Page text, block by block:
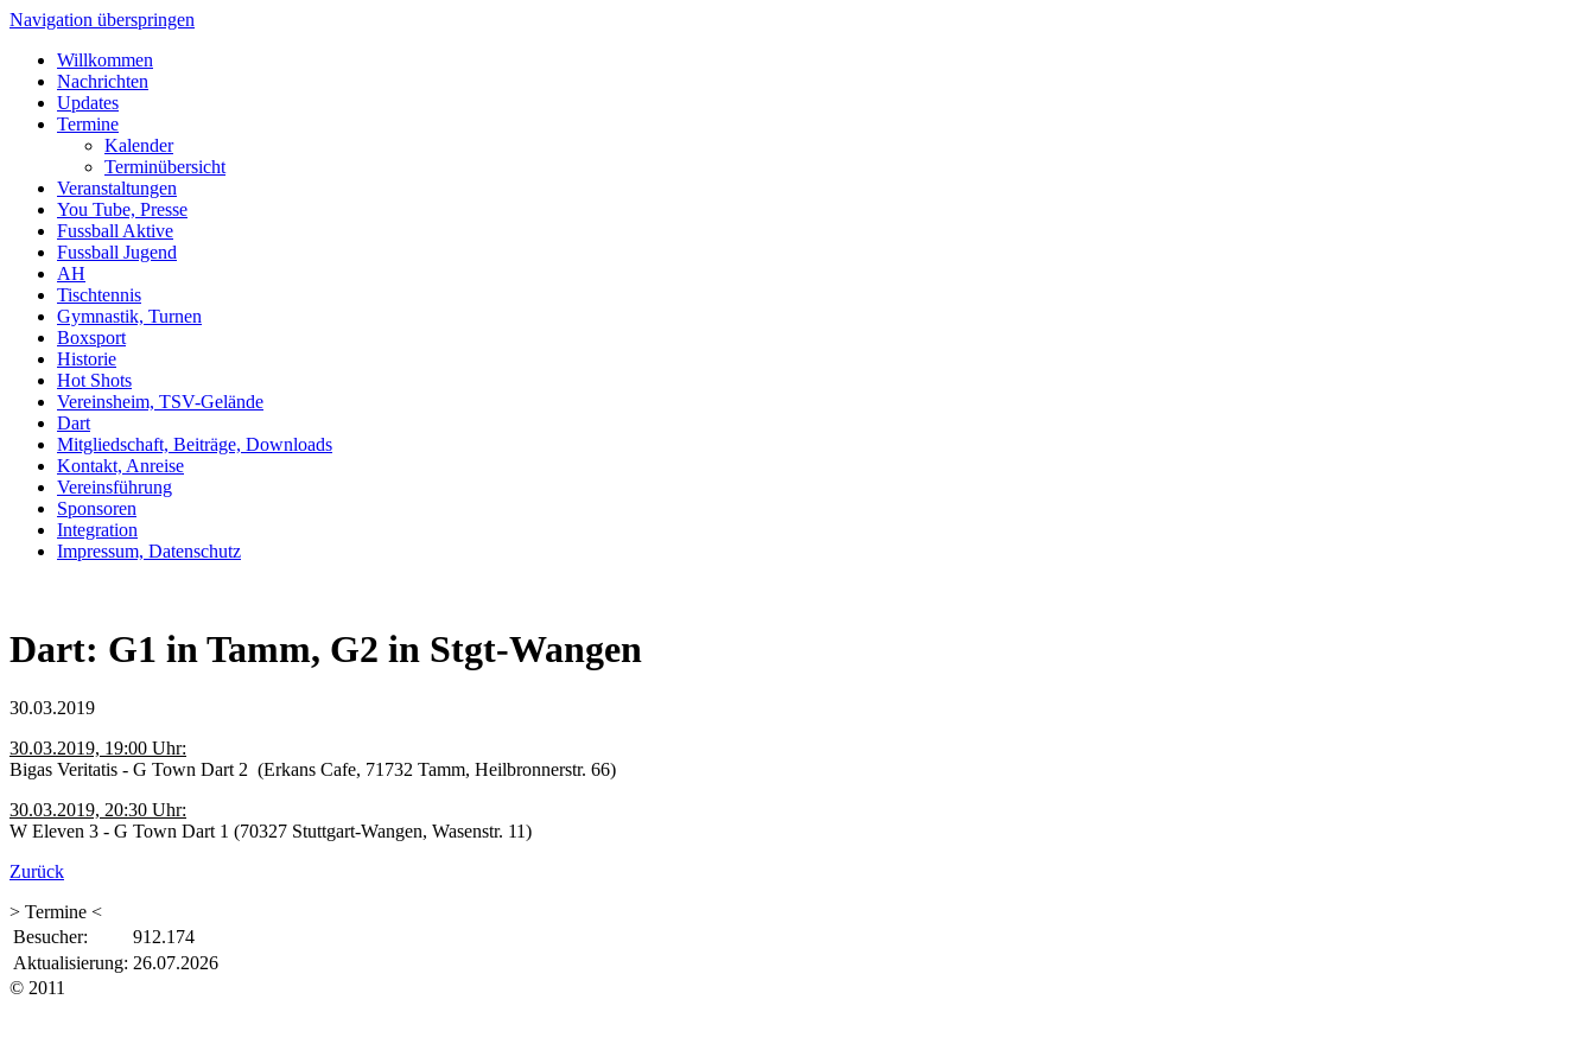
Navigation überspringen
Willkommen
Nachrichten
Updates
Termine
Kalender
Terminübersicht
Veranstaltungen
You Tube, Presse
Fussball Aktive
Fussball Jugend
AH
Tischtennis
Gymnastik, Turnen
Boxsport
Historie
Hot Shots
Vereinsheim, TSV-Gelände
Dart
Mitgliedschaft, Beiträge, Downloads
Kontakt, Anreise
Vereinsführung
Sponsoren
Integration
Impressum, Datenschutz
Dart: G1 in Tamm, G2 in Stgt-Wangen
30.03.2019
30.03.2019, 19:00 Uhr:
Bigas Veritatis - G Town Dart 2 (Erkans Cafe, 71732 Tamm, Heilbronnerstr. 66)
30.03.2019, 20:30 Uhr:
W Eleven 3 - G Town Dart 1 (70327 Stuttgart-Wangen, Wasenstr. 11)
Zurück
> Termine <
Besucher:
912.174
Aktualisierung: 26.07.2026
© 2011